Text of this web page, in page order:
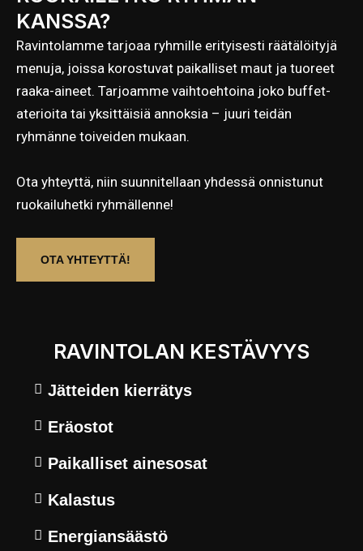
KANSSA?
Ravintolamme tarjoaa ryhmille erityisesti räätälöityjä
menuja, joissa korostuvat paikalliset maut ja tuoreet
raaka-aineet. Tarjoamme vaihtoehtoina joko buffet-
aterioita tai yksittäisiä annoksia – juuri teidän
ryhmänne toiveiden mukaan.
Ota yhteyttä, niin suunnitellaan yhdessä onnistunut
ruokailuhetki ryhmällenne!
OTA YHTEYTTÄ!
RAVINTOLAN KESTÄVYYS
Jätteiden kierrätys
Eräostot
Paikalliset ainesosat
Kalastus
Energiansäästö